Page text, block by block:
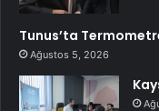
Tunus’ta
Ağustos 5, 2026